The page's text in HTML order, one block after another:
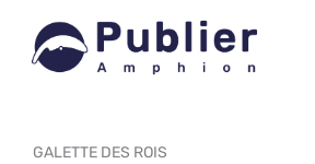
contenu
GALETTE DES ROIS